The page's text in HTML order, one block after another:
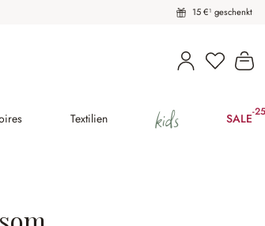
15 €¹ geschenkt
Textilien kids SALE-